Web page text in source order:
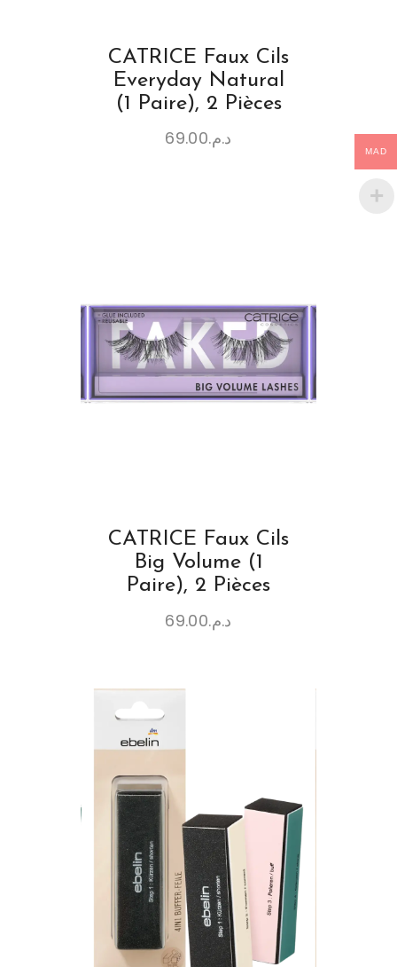
CATRICE Faux Cils
Everyday Natural
(1 Paire), 2 Pièces
د.م.69.00
CATRICE Faux Cils
Big Volume (1
Paire), 2 Pièces
د.م.69.00
MAD